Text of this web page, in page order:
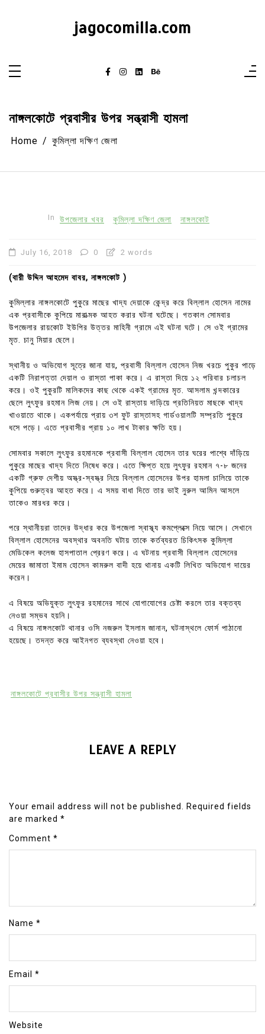
jagocomilla.com
নাঙ্গলকোটে প্রবাসীর উপর সন্ত্রাসী হামলা
Home কুমিল্লা দক্ষিণ জেলা
In উপজেলার খবর কুমিল্লা দক্ষিণ জেলা নাঙ্গলকোট
July 16, 2018 0 2 words
(বারী উদ্দিন আহমেদ বাবর, নাঙ্গলকোট )
কুমিল্লার নাঙ্গলকোটে পুকুরে মাছের খাদ্য দেয়াকে কেন্দ্র করে বিল্লাল হোসেন নামের
এক প্রবাসীকে কুপিয়ে মারাত্মক আহত করার ঘটনা ঘটেছে। গতকাল সোমবার
উপজেলার রায়কোট ইউপির উত্তর মাহিনী গ্রামে এই ঘটনা ঘটে। সে ওই গ্রামের
মৃত. চানু মিয়ার ছেলে।
স্থানীয় ও অভিযোগ সূত্রে জানা যায়, প্রবাসী বিল্লাল হোসেন নিজ খরচে পুকুর পাড়ে
একটি নিরাপত্তা দেয়াল ও রাস্তা পাকা করে। এ রাস্তা দিয়ে ১২ পরিবার চলাচল
করে। ওই পুকুরটি মালিকদের কাছ থেকে একই গ্রামের মৃত. আসলাম খন্দকারের
ছেলে লুৎফুর রহমান লিজ নেয়। সে ওই রাস্তায় দাড়িয়ে প্রতিনিয়ত মাছকে খাদ্য
খাওয়াতে থাকে। একপর্যায়ে প্রায় ৩শ ফুট রাস্তাসহ গার্ডওয়ালটি সম্প্রতি পুকুরে
ধসে পড়ে। এতে প্রবাসীর প্রায় ১০ লাখ টাকার ক্ষতি হয়।
সোমবার সকালে লুৎফুর রহমানকে প্রবাসী বিল্লাল হোসেন তার ঘরের পাশ্বে দাঁড়িয়ে
পুকুরে মাছের খাদ্য দিতে নিষেধ করে। এতে ক্ষিপ্ত হয়ে লুৎফুর রহমান ৭-৮ জনের
একটি গ্রুফ দেশীয় অস্ত্র-স্বস্ত্র নিয়ে বিল্লাল হোসেনের উপর হামলা চালিয়ে তাকে
কুপিয়ে গুরুত্বর আহত করে। এ সময় বাধা দিতে তার ভাই নুরুল আমিন আসলে
তাকেও মারধর করে।
পরে স্থানীয়রা তাদের উদ্ধার করে উপজেলা স্বাস্থ্য কমপ্লেক্সে নিয়ে আসে। সেখানে
বিল্লাল হোসেনের অবস্থার অবনতি ঘটায় তাকে কর্তব্যরত চিকিৎসক কুমিল্লা
মেডিকেল কলেজ হাসপাতাল প্রেরণ করে। এ ঘটনায় প্রবাসী বিল্লাল হোসেনের
মেয়ের জামাতা ইমাম হোসেন কামরুল বাদী হয়ে থানায় একটি লিখিত অভিযোগ দায়ের
করেন।
এ বিষয়ে অভিযুক্ত লুৎফুর রহমানের সাথে যোগাযোগের চেষ্টা করলে তার বক্তব্য
নেওয়া সম্ভব হয়নি।
এ বিষয়ে নাঙ্গলকোট থানার ওসি নজরুল ইসলাম জানান, ঘটনাস্থলে ফোর্স পাঠানো
হয়েছে। তদন্ত করে আইনগত ব্যবস্থা নেওয়া হবে।
নাঙ্গলকোটে প্রবাসীর উপর সন্ত্রাসী হামলা
LEAVE A REPLY
Your email address will not be published. Required fields
are marked *
Comment *
Name *
Email *
Website